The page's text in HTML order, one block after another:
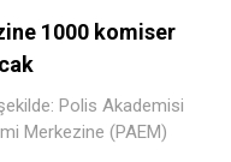
1000 komiser
Polis Akademisi
Merkezine (PAEM)